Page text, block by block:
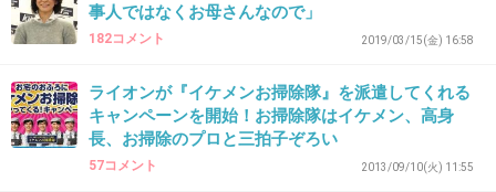
+216
35. 匿名2020/02/11(火) 08:42:48
14歳のとき俳優デビューもしてるよね
事人ではなくお母さんなので」
182コメント 2019/03/15(金) 16:58
ライオンが『イケメンお掃除隊』を派遣してくれる
キャンペーンを開始！お掃除隊はイケメン、高身
長、お掃除のプロと三拍子ぞろい
57コメント 2013/09/10(火) 11:55